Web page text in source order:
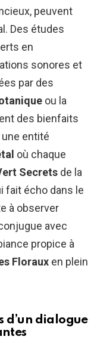
peuvent
Des études
en
sonores et
par des
ou la
des bienfaits
entité
où chaque
Secrets de la
fait écho dans le
à observer
avec
propice à
Floraux en plein
d’un dialogue